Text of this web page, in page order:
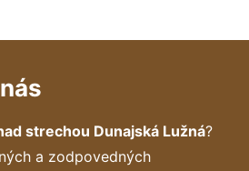
strechou Dunajská Lužná?
a zodpovedných